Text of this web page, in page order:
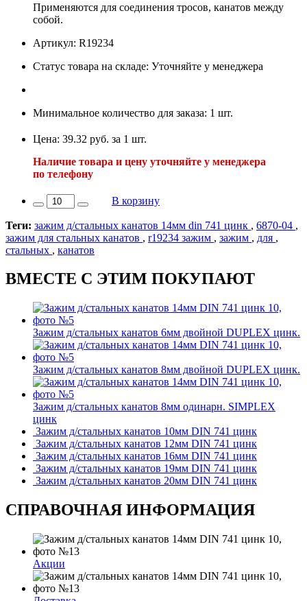
Применяются для соединения тросов, канатов между
собой.
Артикул: R19234
Статус товара на складе: Уточняйте у менеджера
Минимальное количество для заказа: 1 шт.
Цена: 39.32 руб. за 1 шт.
Наличие товара и цену уточняйте у менеджера
по телефону
В корзину
Теги: зажим д/стальных канатов 14мм din 741 цинк , 6870-04 ,
зажим для стальных канатов , r19234 зажим , зажим , для ,
стальных , канатов
ВМЕСТЕ С ЭТИМ ПОКУПАЮТ
Зажим д/стальных канатов 6мм двойной DUPLEX цинк.
Зажим д/стальных канатов 8мм двойной DUPLEX цинк.
Зажим д/стальных канатов 8мм одинарн. SIMPLEX
цинк
Зажим д/стальных канатов 10мм DIN 741 цинк
Зажим д/стальных канатов 12мм DIN 741 цинк
Зажим д/стальных канатов 16мм DIN 741 цинк
Зажим д/стальных канатов 19мм DIN 741 цинк
Зажим д/стальных канатов 20мм DIN 741 цинк
СПРАВОЧНАЯ ИНФОРМАЦИЯ
Акции